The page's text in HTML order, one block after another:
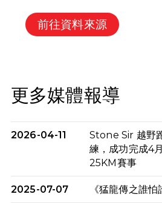
前往資料來源
更多媒體報導
2026-04-11
Stone Sir 越野
練，成功完成4
25KM賽事
2025-07-07 《猛龍傳之誰